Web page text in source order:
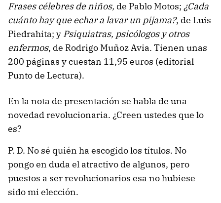
Frases célebres de niños, de Pablo Motos; ¿Cada
cuánto hay que echar a lavar un pijama?, de Luis
Piedrahita; y Psiquiatras, psicólogos y otros
enfermos, de Rodrigo Muñoz Avia. Tienen unas
200 páginas y cuestan 11,95 euros (editorial
Punto de Lectura).
En la nota de presentación se habla de una
novedad revolucionaria. ¿Creen ustedes que lo
es?
P. D. No sé quién ha escogido los títulos. No
pongo en duda el atractivo de algunos, pero
puestos a ser revolucionarios esa no hubiese
sido mi elección.